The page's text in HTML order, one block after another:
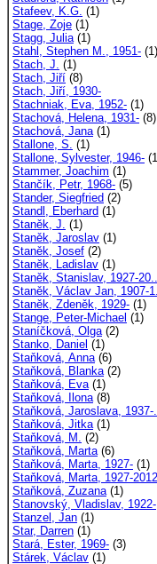
Stafeev, K.G. (1)
Stage, Zoje (1)
Stagg, Julia(1)
Stahl, Stephen M., 1951- (1)
Stach, J. (1)
Stach, Jiří (8)
Stach, Jiří, 1930-
Stachniak, Eva, 1952- (1)
Stachová, Helena, 1931- (8)
Stachová, Jana(1)
Stallone, S. (1)
Stallone, Sylvester, 1946-
Stammer, Joachim (1)
Stančík, Petr, 1968- (5)
Stander, Siegfried (2)
Standl, Eberhard (1)
Staněk, J. (1)
Staněk, Jaroslav (1)
Staněk, Josef (2)
Staněk, Ladislav (1)
Staněk, Stanislav, 1927-20..
Staněk, Václav Jan, 1907-
Staněk, Zdeněk, 1929- (1)
Stange, Peter-Michael (1)
Staníčková, Olga(2)
Stanko, Daniel (1)
Staňková, Anna(6)
Staňková, Blanka(2)
Staňková, Eva(1)
Staňková, Ilona(8)
Staňková, Jaroslava, 1937-
Staňková, Jitka(1)
Staňková, M. (2)
Staňková, Marta(6)
Staňková, Marta, 1927- (1)
Staňková, Marta, 1927-2012
Staňková, Zuzana(1)
Stanovský, Vladislav, 1922-
Stanzel, Jan (1)
Star, Darren (1)
Stará, Ester, 1969- (3)
Stárek, Václav (1)